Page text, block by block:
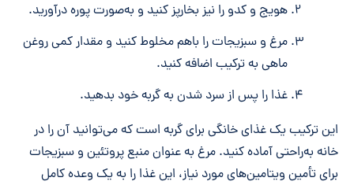
هویج و کدو را نیز بخارپز کنید و به‌صورت پوره درآورید.
مرغ و سبزیجات را باهم مخلوط کنید و مقدار کمی روغن
ماهی به ترکیب اضافه کنید.
غذا را پس از سرد شدن به گربه خود بدهید.
این ترکیب یک غذای خانگی برای گربه است که می‌توانید آن را در
خانه به‌راحتی آماده کنید. مرغ به عنوان منبع پروتئین و سبزیجات
برای تأمین ویتامین‌های مورد نیاز، این غذا را به یک وعده کامل